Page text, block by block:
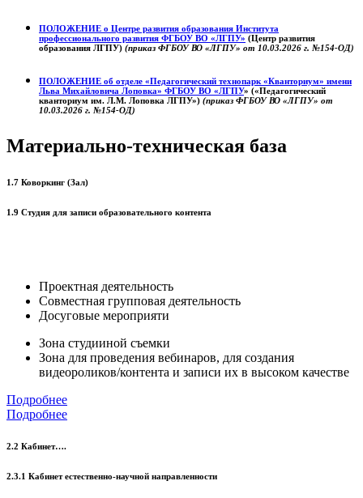
ПОЛОЖЕНИЕ о Центре развития образования Института
профессионального развития ФГБОУ ВО «ЛГПУ» (Центр развития
образования ЛГПУ) (приказ ФГБОУ ВО «ЛГПУ» от 10.03.2026 г. №154-ОД)
ПОЛОЖЕНИЕ об отделе «Педагогический технопарк «Кванториум» имени
Льва Михайловича Лоповка» ФГБОУ ВО «ЛГПУ» («Педагогический
кванториум им. Л.М. Лоповка ЛГПУ») (приказ ФГБОУ ВО «ЛГПУ» от
10.03.2026 г. №154-ОД)
Материально-техническая база
1.7 Коворкинг (Зал)
1.9 Студия для записи образовательного контента
Проектная деятельность
Совместная групповая деятельность
Досуговые мероприяти
Зона студииной съемки
Зона для проведения вебинаров, для создания
видеороликов/контента и записи их в высоком качестве
Подробнее
Подробнее
2.2 Кабинет….
2.3.1 Кабинет естественно-научной направленности